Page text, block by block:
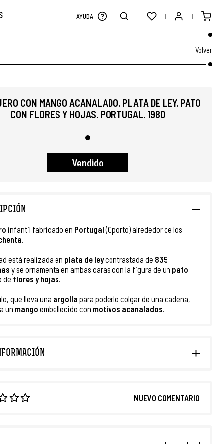
AYUDA
Volver
CON MANGO ACANALADO. PLATA DE LEY. PATO
CON FLORES Y HOJAS. PORTUGAL. 1980
Vendido
infantil fabricado en Portugal(Oporto) alrededor de los
.
está realizada en plata de leycontrastada de 835
y se ornamenta en ambas caras con la figura de un pato
de flores y hojas.
que lleva una argolla para poderlo colgar de una cadena,
un mango embellecido con motivos acanalados.
NUEVO COMENTARIO